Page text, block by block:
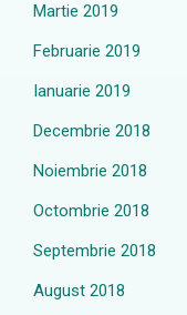
Martie 2019
Februarie 2019
Ianuarie 2019
Decembrie 2018
Noiembrie 2018
Octombrie 2018
Septembrie 2018
August 2018